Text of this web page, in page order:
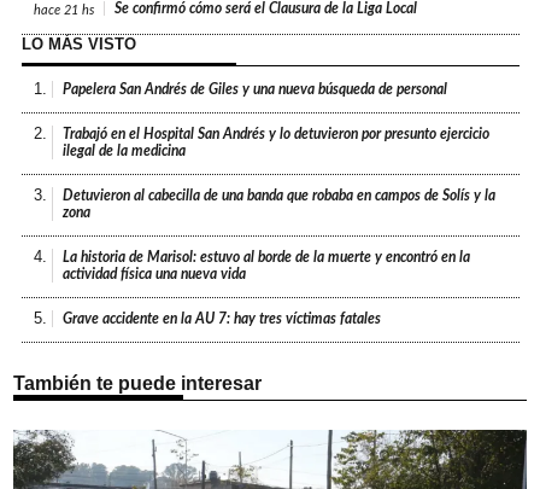
hace 21 hs Se confirmó cómo será el Clausura de la Liga Local
LO MÁS VISTO
1. Papelera San Andrés de Giles y una nueva búsqueda de personal
2.
Trabajó en el Hospital San Andrés y lo detuvieron por presunto ejercicio
ilegal de la medicina
3.
Detuvieron al cabecilla de una banda que robaba en campos de Solís y la
zona
4.
La historia de Marisol: estuvo al borde de la muerte y encontró en la
actividad física una nueva vida
5. Grave accidente en la AU 7: hay tres víctimas fatales
También te puede interesar